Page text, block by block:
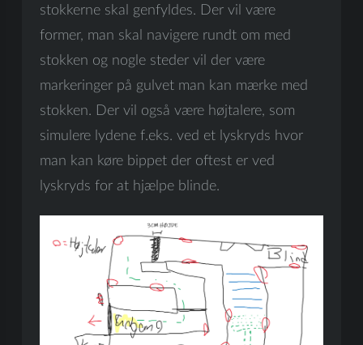
stokkerne skal genfyldes. Der vil være
former, man skal navigere rundt om med
stokken og nogle steder vil der være
markeringer på gulvet man kan mærke med
stokken. Der vil også være højtalere, som
simulere lydene f.eks. ved et lyskryds hvor
man kan køre bippet der oftest er ved
lyskryds for at hjælpe blinde.